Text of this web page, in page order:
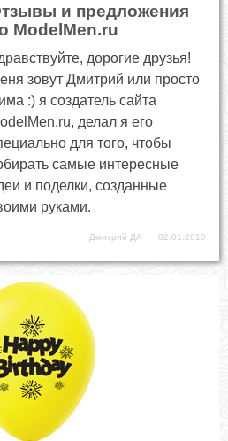
и предложения
ModelMen.ru
дорогие друзья!
зовут Дмитрий или просто
:) я создатель сайта
делал я его
для того, чтобы
самые интересные
и поделки, созданные
руками.
Дмитрий ДА 02.01.2010